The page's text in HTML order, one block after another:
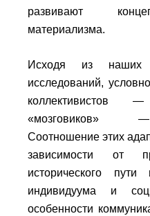
развивают
материализма.
Исходя из наших
исследований,
коллективистов
«мозговиков» —
Соотношение этих
зависимости от
исторического
индивидуума и
особенности